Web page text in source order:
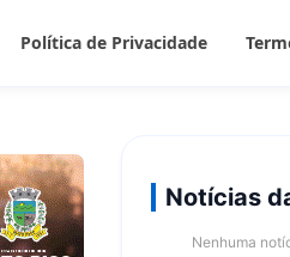
Política de Privacidade
Notícias
Nenhuma